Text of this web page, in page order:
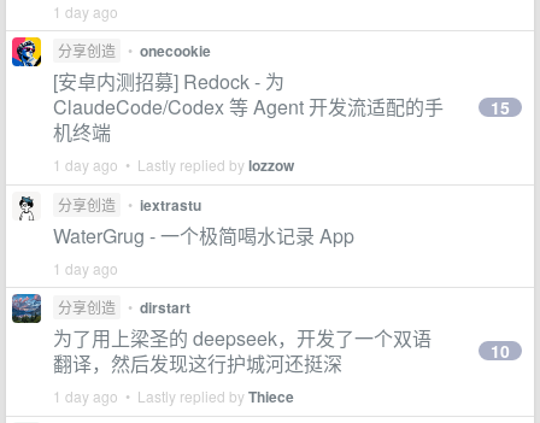
1 day ago
分享创造
• onecookie
[安卓内测招募] Redock - 为
ClaudeCode/Codex 等 Agent 开发流适配的手
机终端
1 day ago • Lastly replied bylozzow
15
分享创造 • iextrastu
WaterGrug - 一个极简喝水记录 App
1 day ago
分享创造
• dirstart
为了用上梁圣的 deepseek，开发了一个双语
翻译，然后发现这行护城河还挺深
1 day ago • Lastly replied byThiece
10